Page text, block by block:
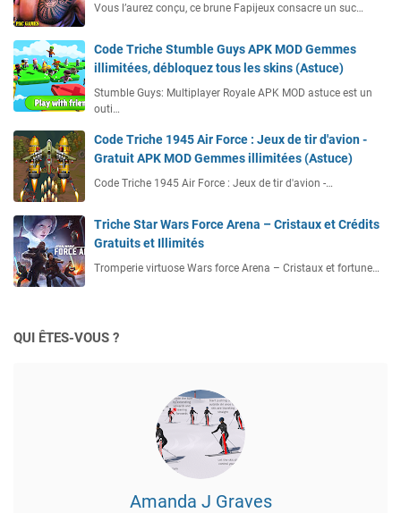
Vous l’aurez conçu, ce brune Fapijeux consacre un suc…
Code Triche Stumble Guys APK MOD Gemmes
illimitées, débloquez tous les skins (Astuce)
Stumble Guys: Multiplayer Royale APK MOD astuce est un
outi…
Code Triche 1945 Air Force : Jeux de tir d'avion -
Gratuit APK MOD Gemmes illimitées (Astuce)
Code Triche 1945 Air Force : Jeux de tir d'avion -…
Triche Star Wars Force Arena – Cristaux et Crédits
Gratuits et Illimités
Tromperie virtuose Wars force Arena – Cristaux et fortune…
QUI ÊTES-VOUS ?
Amanda J Graves